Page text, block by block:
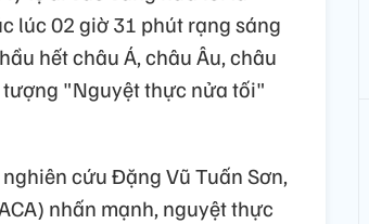
lúc 02 giờ 31 phút rạng sáng
hết châu Á, châu Âu, châu
"Nguyệt thực nửa tối"
cứu Đặng Vũ Tuấn Sơn,
nhấn mạnh, nguyệt thực